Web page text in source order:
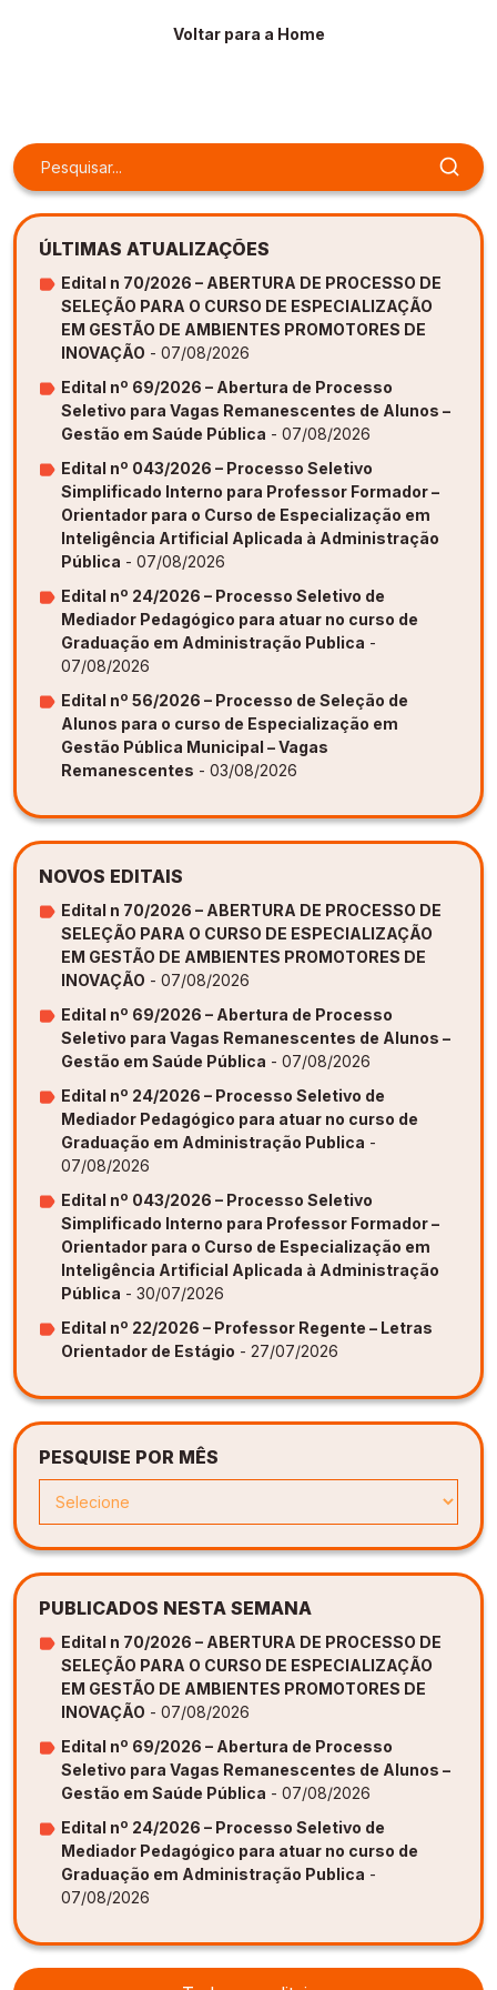
Voltar para a Home
ÚLTIMAS ATUALIZAÇÕES
Edital n 70/2026 – ABERTURA DE PROCESSO DE
SELEÇÃO PARA O CURSO DE ESPECIALIZAÇÃO
EM GESTÃO DE AMBIENTES PROMOTORES DE
INOVAÇÃO - 07/08/2026
Edital nº 69/2026 – Abertura de Processo
Seletivo para Vagas Remanescentes de Alunos –
Gestão em Saúde Pública - 07/08/2026
Edital nº 043/2026 – Processo Seletivo
Simplificado Interno para Professor Formador –
Orientador para o Curso de Especialização em
Inteligência Artificial Aplicada à Administração
Pública - 07/08/2026
Edital nº 24/2026 – Processo Seletivo de
Mediador Pedagógico para atuar no curso de
Graduação em Administração Publica -
07/08/2026
Edital nº 56/2026 – Processo de Seleção de
Alunos para o curso de Especialização em
Gestão Pública Municipal – Vagas
Remanescentes - 03/08/2026
NOVOS EDITAIS
Edital n 70/2026 – ABERTURA DE PROCESSO DE
SELEÇÃO PARA O CURSO DE ESPECIALIZAÇÃO
EM GESTÃO DE AMBIENTES PROMOTORES DE
INOVAÇÃO - 07/08/2026
Edital nº 69/2026 – Abertura de Processo
Seletivo para Vagas Remanescentes de Alunos –
Gestão em Saúde Pública - 07/08/2026
Edital nº 24/2026 – Processo Seletivo de
Mediador Pedagógico para atuar no curso de
Graduação em Administração Publica -
07/08/2026
Edital nº 043/2026 – Processo Seletivo
Simplificado Interno para Professor Formador –
Orientador para o Curso de Especialização em
Inteligência Artificial Aplicada à Administração
Pública - 30/07/2026
Edital nº 22/2026 – Professor Regente – Letras
Orientador de Estágio - 27/07/2026
PESQUISE POR MÊS
PUBLICADOS NESTA SEMANA
Edital n 70/2026 – ABERTURA DE PROCESSO DE
SELEÇÃO PARA O CURSO DE ESPECIALIZAÇÃO
EM GESTÃO DE AMBIENTES PROMOTORES DE
INOVAÇÃO - 07/08/2026
Edital nº 69/2026 – Abertura de Processo
Seletivo para Vagas Remanescentes de Alunos –
Gestão em Saúde Pública - 07/08/2026
Edital nº 24/2026 – Processo Seletivo de
Mediador Pedagógico para atuar no curso de
Graduação em Administração Publica -
07/08/2026
Docência na Educação Infantil [DINF]
Gestão Escolar [GESC]
Docência na Educação Infantil [DINF]
Gestão Escolar [GESC]
Docência na Educação Infantil [DINF]
Gestão Escolar [GESC]
Docência na Educação Infantil [DINF]
Gestão Escolar [GESC]
Docência na Educação Infantil [DINF]
Gestão Escolar [GESC]